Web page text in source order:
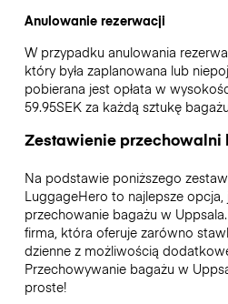
Anulowanie rezerwacji
W przypadku anulowania
który była zaplanowana lub
pobierana jest opłata w
59.95SEK za każdą sztukę
Zestawienie przechowalni
Na podstawie poniższego
LuggageHero to najlepsze opcja,
przechowanie bagażu w Uppsala
firma, która oferuje zarówno
dzienne z możliwością
Przechowywanie bagażu w
proste!